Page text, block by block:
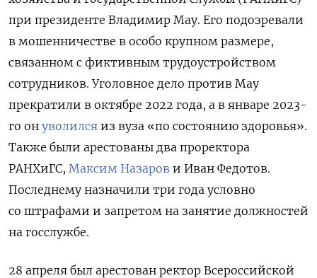
при президенте Владимир Мау. Его подозревали
в мошенничестве в особо крупном размере,
связанном с фиктивным трудоустройством
сотрудников. Уголовное дело против Мау
прекратили в октябре 2022 года, а в январе 2023-
го он уволился из вуза «по состоянию здоровья».
Также были арестованы два проректора
РАНХиГС, Максим Назаров и Иван Федотов.
Последнему назначили три года условно
со штрафами и запретом на занятие должностей
на госслужбе.
28 апреля был арестован ректор Всероссийской